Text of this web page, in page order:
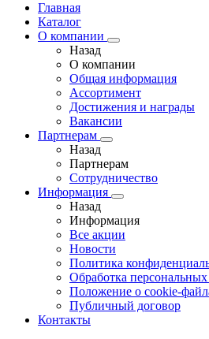
Главная
Каталог
О компании
Назад
О компании
Общая информация
Ассортимент
Достижения и награды
Вакансии
Партнерам
Назад
Партнерам
Сотрудничество
Информация
Назад
Информация
Все акции
Новости
Политика
Обработка
Положение о cookie-
Публичный договор
Контакты